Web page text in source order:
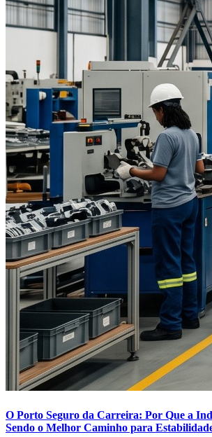
O Porto Seguro da Carreira: Por Que a
Sendo o Melhor Caminho para